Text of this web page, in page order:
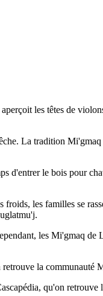
les têtes de
La tradition
d'entrer le bois pour
les familles se
les Mi'gmaq de
la communauté
qu'on